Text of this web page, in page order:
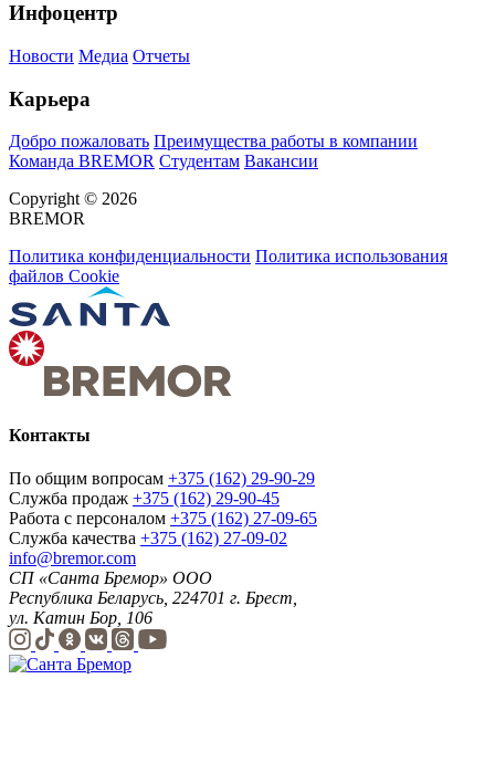
Инфоцентр
Новости Медиа Отчеты
Карьера
Добро пожаловать Преимущества работы в компании
Команда BREMOR Студентам Вакансии
Copyright © 2026
BREMOR
Политика конфиденциальности Политика использования
файлов Cookie
Контакты
По общим вопросам +375 (162) 29-90-29
Служба продаж +375 (162) 29-90-45
Работа с персоналом +375 (162) 27-09-65
Служба качества +375 (162) 27-09-02
info@bremor.com
СП «Санта Бремор» ООО
Республика Беларусь, 224701 г. Брест,
ул. Катин Бор, 106